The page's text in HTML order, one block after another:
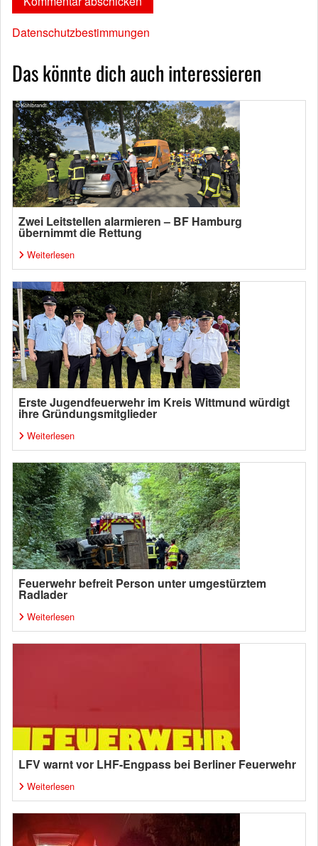
Datenschutzbestimmungen
Das könnte dich auch interessieren
Zwei Leitstellen alarmieren – BF Hamburg
übernimmt die Rettung
Weiterlesen
Erste Jugendfeuerwehr im Kreis Wittmund würdigt
ihre Gründungsmitglieder
Weiterlesen
Feuerwehr befreit Person unter umgestürztem
Radlader
Weiterlesen
LFV warnt vor LHF-Engpass bei Berliner Feuerwehr
Weiterlesen